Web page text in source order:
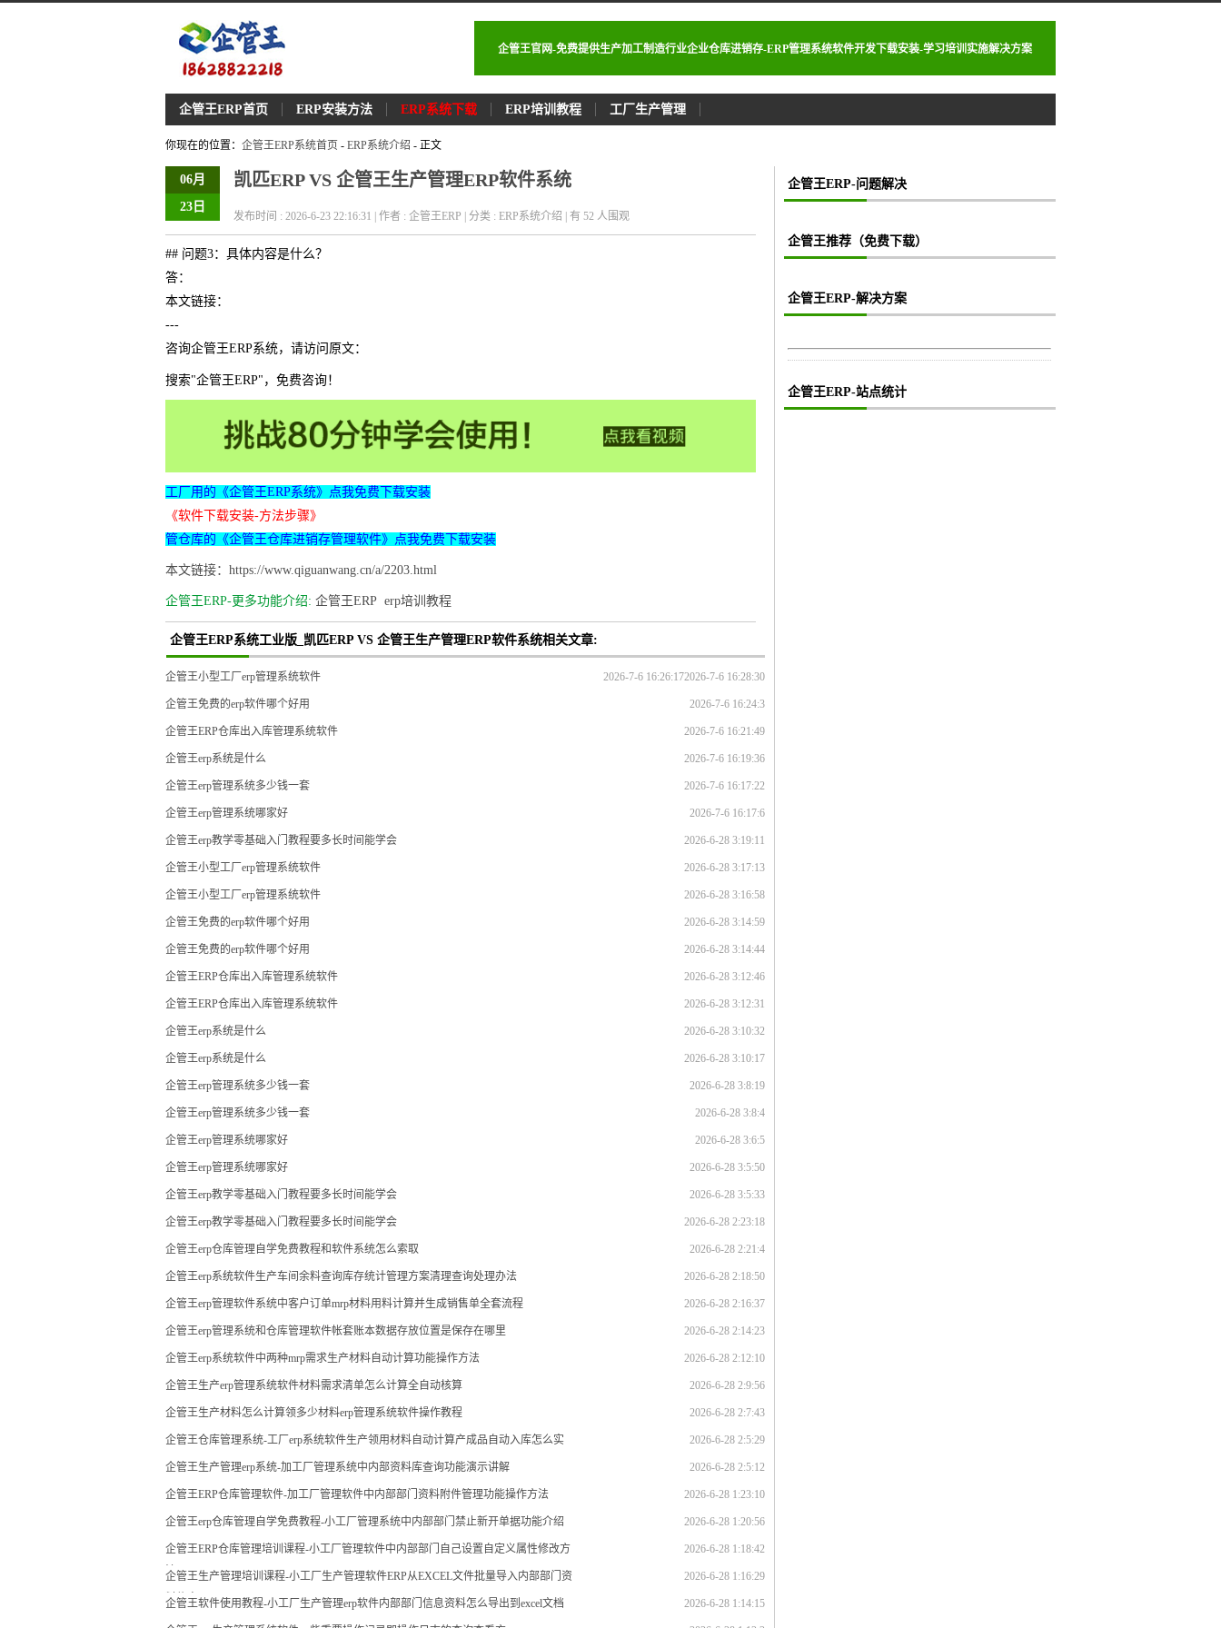
企管王官网-免费提供生产加工制造行业企业仓库进销存-ERP管理系统软件开发下载安装-学习培训实施解决方案
企管王ERP首页 ERP安装方法 ERP系统下载 ERP培训教程 工厂生产管理
你现在的位置： 企管王ERP系统首页 - ERP系统介绍 - 正文
06月
23日
凯匹ERP VS 企管王生产管理ERP软件系统
发布时间 : 2026-6-23 22:16:31 | 作者 : 企管王ERP | 分类 : ERP系统介绍 | 有 52 人围观
## 问题3：具体内容是什么？
答：
本文链接：
---
咨询企管王ERP系统，请访问原文：
搜索"企管王ERP"，免费咨询！
工厂用的《企管王ERP系统》点我免费下载安装
《软件下载安装-方法步骤》
管仓库的《企管王仓库进销存管理软件》点我免费下载安装
本文链接：https://www.qiguanwang.cn/a/2203.html
企管王ERP-更多功能介绍: 企管王ERP erp培训教程
企管王ERP系统工业版_凯匹ERP VS 企管王生产管理ERP软件系统相关文章:
2026-7-6 16:28:30
企管王小型工厂erp管理系统软件 2026-7-6 16:26:17
企管王免费的erp软件哪个好用 2026-7-6 16:24:3
企管王ERP仓库出入库管理系统软件 2026-7-6 16:21:49
企管王erp系统是什么 2026-7-6 16:19:36
企管王erp管理系统多少钱一套 2026-7-6 16:17:22
企管王erp管理系统哪家好 2026-7-6 16:17:6
企管王erp教学零基础入门教程要多长时间能学会 2026-6-28 3:19:11
企管王小型工厂erp管理系统软件 2026-6-28 3:17:13
企管王小型工厂erp管理系统软件 2026-6-28 3:16:58
企管王免费的erp软件哪个好用 2026-6-28 3:14:59
企管王免费的erp软件哪个好用 2026-6-28 3:14:44
企管王ERP仓库出入库管理系统软件 2026-6-28 3:12:46
企管王ERP仓库出入库管理系统软件 2026-6-28 3:12:31
企管王erp系统是什么 2026-6-28 3:10:32
企管王erp系统是什么 2026-6-28 3:10:17
企管王erp管理系统多少钱一套 2026-6-28 3:8:19
企管王erp管理系统多少钱一套 2026-6-28 3:8:4
企管王erp管理系统哪家好 2026-6-28 3:6:5
企管王erp管理系统哪家好 2026-6-28 3:5:50
企管王erp教学零基础入门教程要多长时间能学会 2026-6-28 3:5:33
企管王erp教学零基础入门教程要多长时间能学会 2026-6-28 2:23:18
企管王erp仓库管理自学免费教程和软件系统怎么索取 2026-6-28 2:21:4
企管王erp系统软件生产车间余料查询库存统计管理方案清理查询处理办法 2026-6-28 2:18:50
企管王erp管理软件系统中客户订单mrp材料用料计算并生成销售单全套流程 2026-6-28 2:16:37
企管王erp管理系统和仓库管理软件帐套账本数据存放位置是保存在哪里 2026-6-28 2:14:23
企管王erp系统软件中两种mrp需求生产材料自动计算功能操作方法 2026-6-28 2:12:10
企管王生产erp管理系统软件材料需求清单怎么计算全自动核算 2026-6-28 2:9:56
企管王生产材料怎么计算领多少材料erp管理系统软件操作教程 2026-6-28 2:7:43
企管王仓库管理系统-工厂erp系统软件生产领用材料自动计算产成品自动入库怎么实
现
2026-6-28 2:5:29
企管王生产管理erp系统-加工厂管理系统中内部资料库查询功能演示讲解 2026-6-28 2:5:12
企管王ERP仓库管理软件-加工厂管理软件中内部部门资料附件管理功能操作方法 2026-6-28 1:23:10
企管王erp仓库管理自学免费教程-小工厂管理系统中内部部门禁止新开单据功能介绍 2026-6-28 1:20:56
企管王ERP仓库管理培训课程-小工厂管理软件中内部部门自己设置自定义属性修改方
法
2026-6-28 1:18:42
企管王生产管理培训课程-小工厂生产管理软件ERP从EXCEL文件批量导入内部部门资
料信息
2026-6-28 1:16:29
企管王软件使用教程-小工厂生产管理erp软件内部部门信息资料怎么导出到excel文档 2026-6-28 1:14:15
企管王ERP-问题解决
企管王推荐（免费下载）
企管王ERP-解决方案
企管王ERP-站点统计